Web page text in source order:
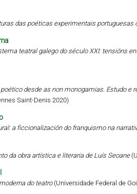
das poéticas experimentais
teatral galego do século XXI: tensións
desde as non monogamias. Estudo e
Saint-Denis 2020)
a ficcionalización do franquismo na
da obra artística e literaria de Luís Seoane
do teatro(Universidade Federal de